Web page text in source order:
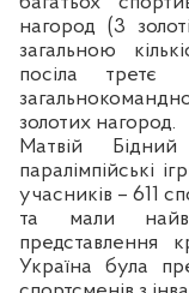
нагород (3
загальною
посіла
золотих нагород.
Матвій
паралімпійські
учасників – 611
та мали
представлення
Україна була